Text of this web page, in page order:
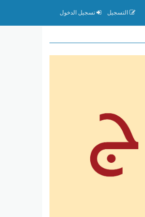
التسجيل تسجيل الدخول